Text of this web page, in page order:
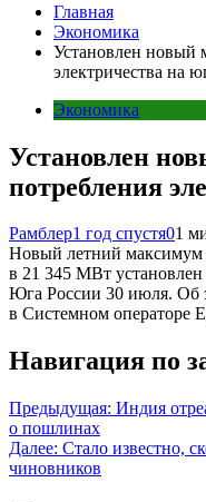
Главная
Экономика
Установлен новый
электричества на
Экономика
Установлен
потребления
Рамблер1 год спустя01
Новый летний максимум
в 21 345 МВт установлен
Юга России 30 июля. Об
в Системном операторе
Навигация по
Предыдущая: Индия
о пошлинах
Далее: Стало известно,
чиновников